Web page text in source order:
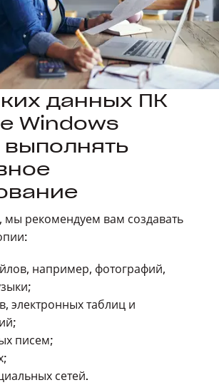
данных ПК
Windows
мы рекомендуем вам создавать
например, фотографий,
электронных таблиц и
писем;
сетей.